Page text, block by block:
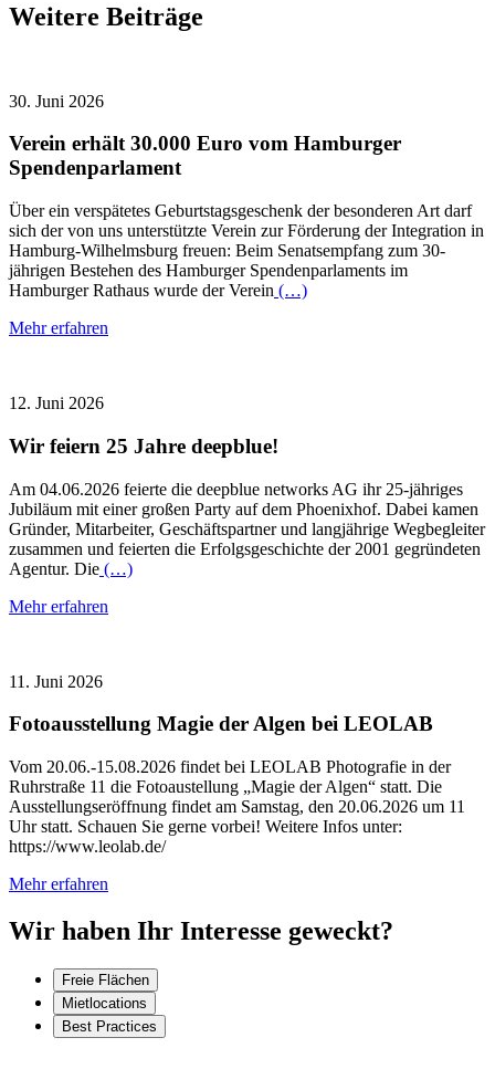
Weitere Beiträge
30. Juni 2026
Verein erhält 30.000 Euro vom Hamburger
Spendenparlament
Über ein verspätetes Geburtstagsgeschenk der besonderen Art darf
sich der von uns unterstützte Verein zur Förderung der Integration in
Hamburg-Wilhelmsburg freuen: Beim Senatsempfang zum 30-
jährigen Bestehen des Hamburger Spendenparlaments im
Hamburger Rathaus wurde der Verein (…)
Mehr erfahren
12. Juni 2026
Wir feiern 25 Jahre deepblue!
Am 04.06.2026 feierte die deepblue networks AG ihr 25-jähriges
Jubiläum mit einer großen Party auf dem Phoenixhof. Dabei kamen
Gründer, Mitarbeiter, Geschäftspartner und langjährige Wegbegleiter
zusammen und feierten die Erfolgsgeschichte der 2001 gegründeten
Agentur. Die (…)
Mehr erfahren
11. Juni 2026
Fotoausstellung Magie der Algen bei LEOLAB
Vom 20.06.-15.08.2026 findet bei LEOLAB Photografie in der
Ruhrstraße 11 die Fotoaustellung „Magie der Algen“ statt. Die
Ausstellungseröffnung findet am Samstag, den 20.06.2026 um 11
Uhr statt. Schauen Sie gerne vorbei! Weitere Infos unter:
https://www.leolab.de/
Mehr erfahren
Wir haben Ihr Interesse geweckt?
Freie Flächen
Mietlocations
Best Practices